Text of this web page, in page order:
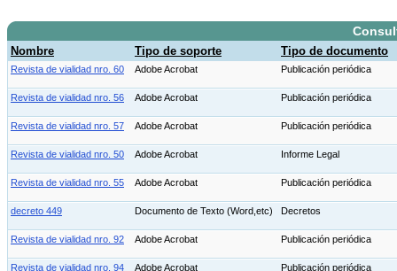
Nombre Tipo de soporte Tipo de documento
Revista de vialidad nro. 60 Adobe Acrobat Publicación periódica
Revista de vialidad nro. 56 Adobe Acrobat Publicación periódica
Revista de vialidad nro. 57 Adobe Acrobat Publicación periódica
Revista de vialidad nro. 50 Adobe Acrobat Informe Legal
Revista de vialidad nro. 55 Adobe Acrobat Publicación periódica
decreto 449 Documento de Texto (Word,etc) Decretos
Revista de vialidad nro. 92 Adobe Acrobat Publicación periódica
Revista de vialidad nro. 94 Adobe Acrobat Publicación periódica